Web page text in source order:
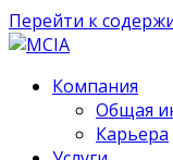
Перейти к
Компания
Общая
Карьера